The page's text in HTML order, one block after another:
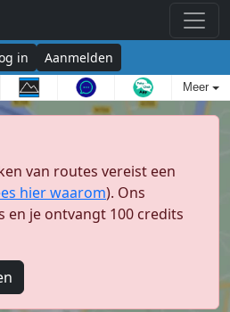
in Aanmelden
Meer
van routes vereist een
hier waarom). Ons
en je ontvangt 100 credits